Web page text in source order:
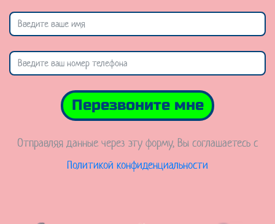
Перезвоните мне
Отправляя данные через эту форму, Вы соглашаетесь с
Политикой конфиденциальности